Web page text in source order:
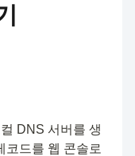
DNS 서버를 생
코드를 웹 콘솔로